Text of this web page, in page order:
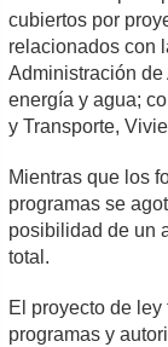
cubiertos por
relacionados con
Administración
energía y agua;
y Transporte,
Mientras que los
programas se
posibilidad de un
total.
El proyecto de
programas y